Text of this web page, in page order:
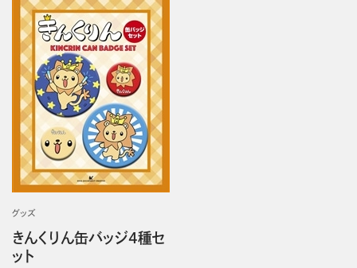
グッズ
きんくりん缶バッジ4種セ
ット